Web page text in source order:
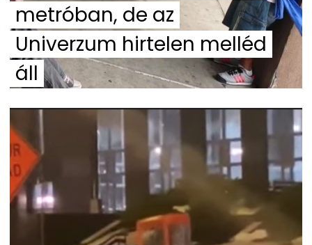
metróban, de az
Univerzum hirtelen melléd
áll